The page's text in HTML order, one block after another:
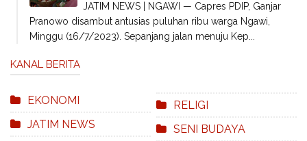
JATIM NEWS | NGAWI — Capres PDIP, Ganjar
Pranowo disambut antusias puluhan ribu warga Ngawi,
Minggu (16/7/2023). Sepanjang jalan menuju Kep...
KANAL BERITA
EKONOMI
JATIM NEWS
RELIGI
SENI BUDAYA